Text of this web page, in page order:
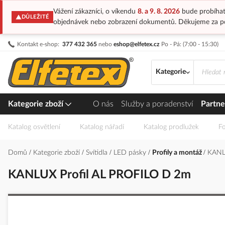
DŮLEŽITÉ
Vážení zákazníci, o víkendu 8. a 9. 8. 2026bude probíhat
objednávek nebo zobrazení dokumentů. Děkujeme za
Kontakt e-shop: 377 432 365 nebo eshop@elfetex.cz Po - Pá: (7:00 - 15:30)
Přejít
obsah
Kategorie
Kategorie zboží O nás Služby a poradenství
Katalog osvětlení Katalog nářadí Katalog prodlužek
Domů Kategorie zboží Svítidla LED pásky Profily a montáž
KANLUX Profil AL PROFILO D 2m